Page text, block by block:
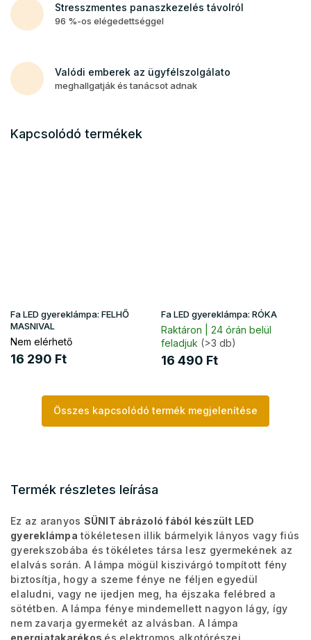
Stresszmentes panaszkezelés távolról
96 %-os elégedettséggel
Valódi emberek az ügyfélszolgálato
meghallgatják és tanácsot adnak
Kapcsolódó termékek
Fa LED gyereklámpa: FELHŐ
MASNIVAL
Nem elérhető
16 290 Ft
Fa LED gyereklámpa: RÓKA
Raktáron | 24 órán belül
feladjuk (>3 db)
16 490 Ft
Összes kapcsolódó termék megjelenítése
Termék részletes leírása
Ez az aranyos SÜNIT ábrázoló fából készült LED
gyereklámpa tökéletesen illik bármelyik lányos vagy fiús
gyerekszobába és tökéletes társa lesz gyermekének az
elalvás során. A lámpa mögül kiszivárgó tompított fény
biztosítja, hogy a szeme fénye ne féljen egyedül
elaludni, vagy ne ijedjen meg, ha éjszaka felébred a
sötétben. A lámpa fénye mindemellett nagyon lágy, így
nem zavarja gyermekét az alvásban. A lámpa
energiatakarékos és elektromos alkotórészei